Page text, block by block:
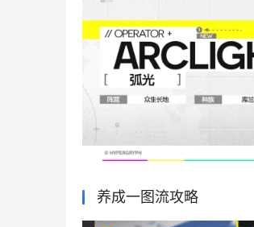
养成一图流攻略